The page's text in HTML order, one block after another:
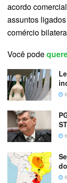
acordo
assuntos
comércio
Você pode